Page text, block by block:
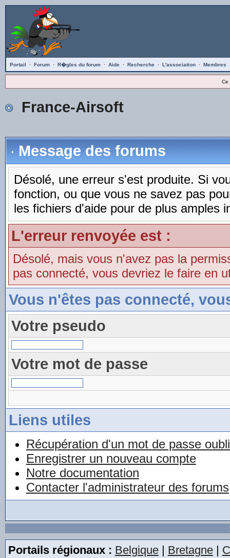
Portail · Forum · R�gles du forum · Aide · Recherche · L'association · Membres
Ce
France-Airsoft
Message des forums
Désolé, une erreur s'est produite. Si
fonction, ou que vous ne savez pas
les fichiers d'aide pour de plus amples
L'erreur renvoyée est :
Désolé, mais vous n'avez pas la
pas connecté, vous devriez le faire en
Vous n'êtes pas connecté,
Votre pseudo
Votre mot de passe
Liens utiles
Récupération d'un mot de passe
Enregistrer un nouveau compte
Notre documentation
Contacter l'administrateur des forums
Portails régionaux : Belgique| Bretagne|